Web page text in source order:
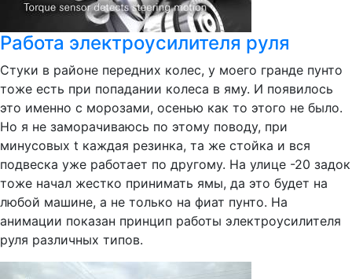
Работа электроусилителя руля
Стуки в районе передних колес, у моего гранде пунто
тоже есть при попадании колеса в яму. И появилось
это именно с морозами, осенью как то этого не было.
Но я не заморачиваюсь по этому поводу, при
минусовых t каждая резинка, та же стойка и вся
подвеска уже работает по другому. На улице -20 задок
тоже начал жестко принимать ямы, да это будет на
любой машине, а не только на фиат пунто. На
анимации показан принцип работы электроусилителя
руля различных типов.